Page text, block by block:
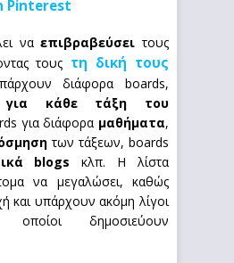
ναεπιβραβεύσει τους
τους τη δική τους
διάφορα boards,
για κάθε τάξη του
για διάφορα μαθήματα,
των τάξεων, boards
blogs κλπ. Η λίστα
να μεγαλώσει, καθώς
και υπάρχουν ακόμη λίγοι
δημοσιεύουν